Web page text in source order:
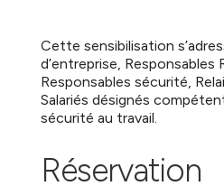
Cette sensibilisation
d’entreprise, Responsables
Responsables sécurité,
Salariés désignés
sécurité au travail.
Réservation